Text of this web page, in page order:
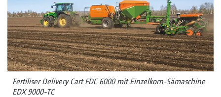
Fertiliser Delivery Cart FDC 6000 mit Einzelkorn-Sämaschine
EDX 9000-TC